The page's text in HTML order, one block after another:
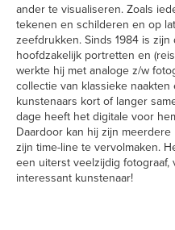
ander te visualiseren. Zoals
tekenen en schilderen en op
zeefdrukken. Sinds 1984 is
hoofdzakelijk portretten en
werkte hij met analoge z/w
collectie van klassieke
kunstenaars kort of langer
dage heeft het digitale voor
Daardoor kan hij zijn
zijn time-line te vervolmaken.
een uiterst veelzijdig fotograaf,
interessant kunstenaar!